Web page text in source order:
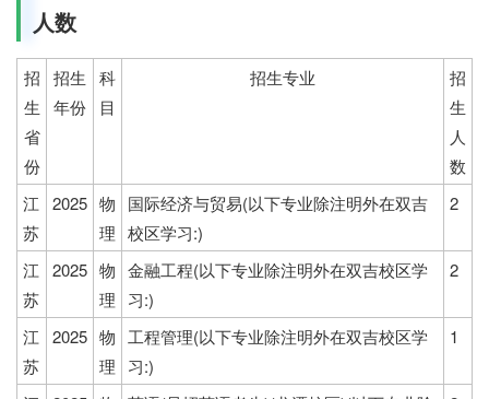
人数
招
生
省
份
招生
年份
科
目
招生专业
招
生
人
数
江
苏
2025 物
理
国际经济与贸易(以下专业除注明外在双吉
校区学习:)
2
江
苏
2025 物
理
金融工程(以下专业除注明外在双吉校区学
习:)
2
江
苏
2025 物
理
工程管理(以下专业除注明外在双吉校区学
习:)
1